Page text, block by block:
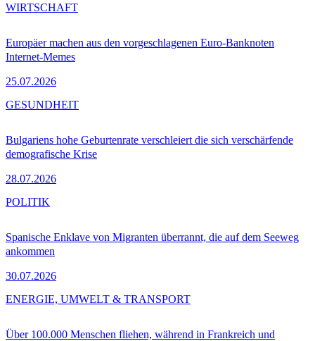
Europäer machen aus den vorgeschlagenen Euro-Banknoten
Internet-Memes
25.07.2026
WIRTSCHAFT
Bulgariens hohe Geburtenrate verschleiert die sich verschärfende
demografische Krise
28.07.2026
GESUNDHEIT
Spanische Enklave von Migranten überrannt, die auf dem Seeweg
ankommen
30.07.2026
POLITIK
Über 100.000 Menschen fliehen, während in Frankreich und
ENERGIE, UMWELT & TRANSPORT